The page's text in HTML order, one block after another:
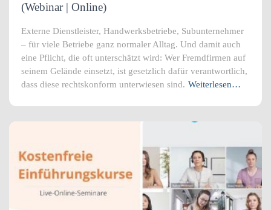
(Webinar | Online)
Externe Dienstleister, Handwerksbetriebe, Subunternehmer
– für viele Betriebe ganz normaler Alltag. Und damit auch
eine Pflicht, die oft unterschätzt wird: Wer Fremdfirmen auf
seinem Gelände einsetzt, ist gesetzlich dafür verantwortlich,
dass diese rechtskonform unterwiesen sind. Weiterlesen…